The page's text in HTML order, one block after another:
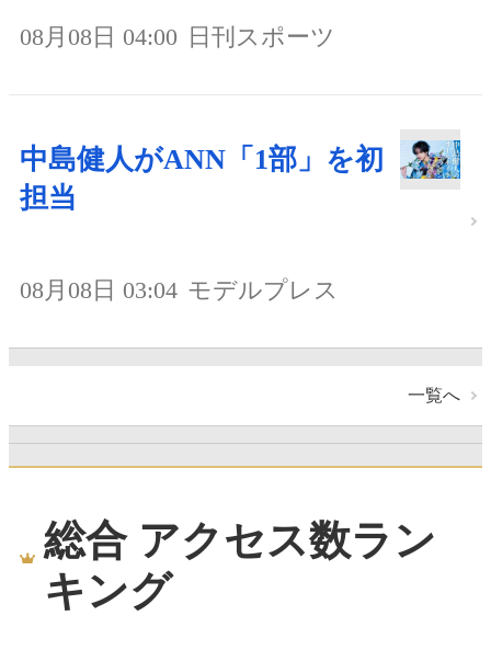
08月08日 04:00 日刊スポーツ
中島健人がANN「1部」を初
担当
08月08日 03:04 モデルプレス
一覧へ
総合 アクセス数ラン
キング